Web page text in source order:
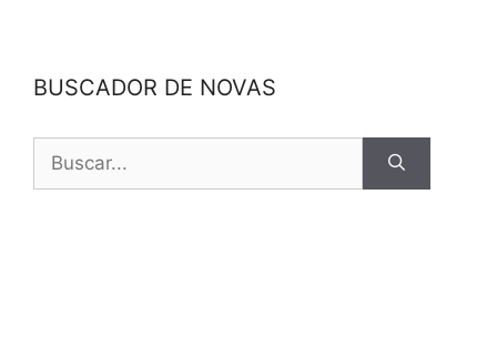
BUSCADOR DE NOVAS